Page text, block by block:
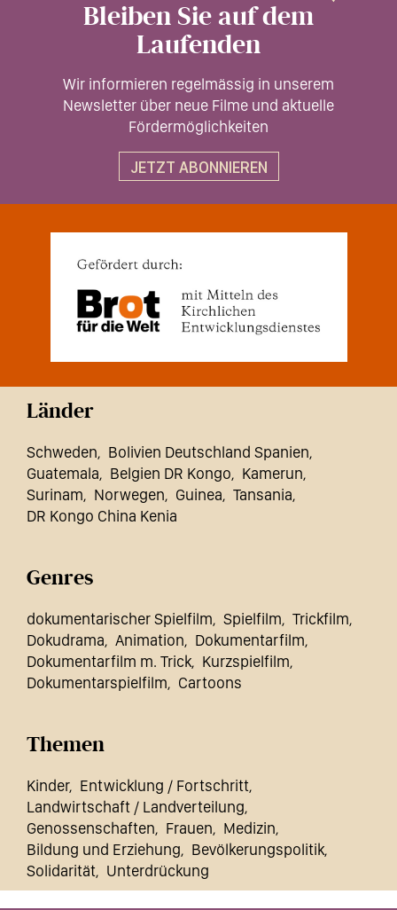
Bleiben Sie auf dem
Laufenden
Wir informieren regelmässig in unserem
Newsletter über neue Filme und aktuelle
Fördermöglichkeiten
JETZT ABONNIEREN
Länder
Schweden
Bolivien Deutschland Spanien
Guatemala
Belgien DR Kongo
Kamerun
Surinam
Norwegen Guinea
Tansania
DR Kongo China Kenia
Genres
dokumentarischer Spielfilm Spielfilm
Trickfilm
Dokudrama
Animation
Dokumentarfilm
Dokumentarfilm m. Trick
Kurzspielfilm
Dokumentarspielfilm
Cartoons
Themen
Kinder
Entwicklung / Fortschritt
Landwirtschaft / Landverteilung
Genossenschaften
Frauen
Medizin
Bildung und Erziehung
Bevölkerungspolitik
Solidarität
Unterdrückung